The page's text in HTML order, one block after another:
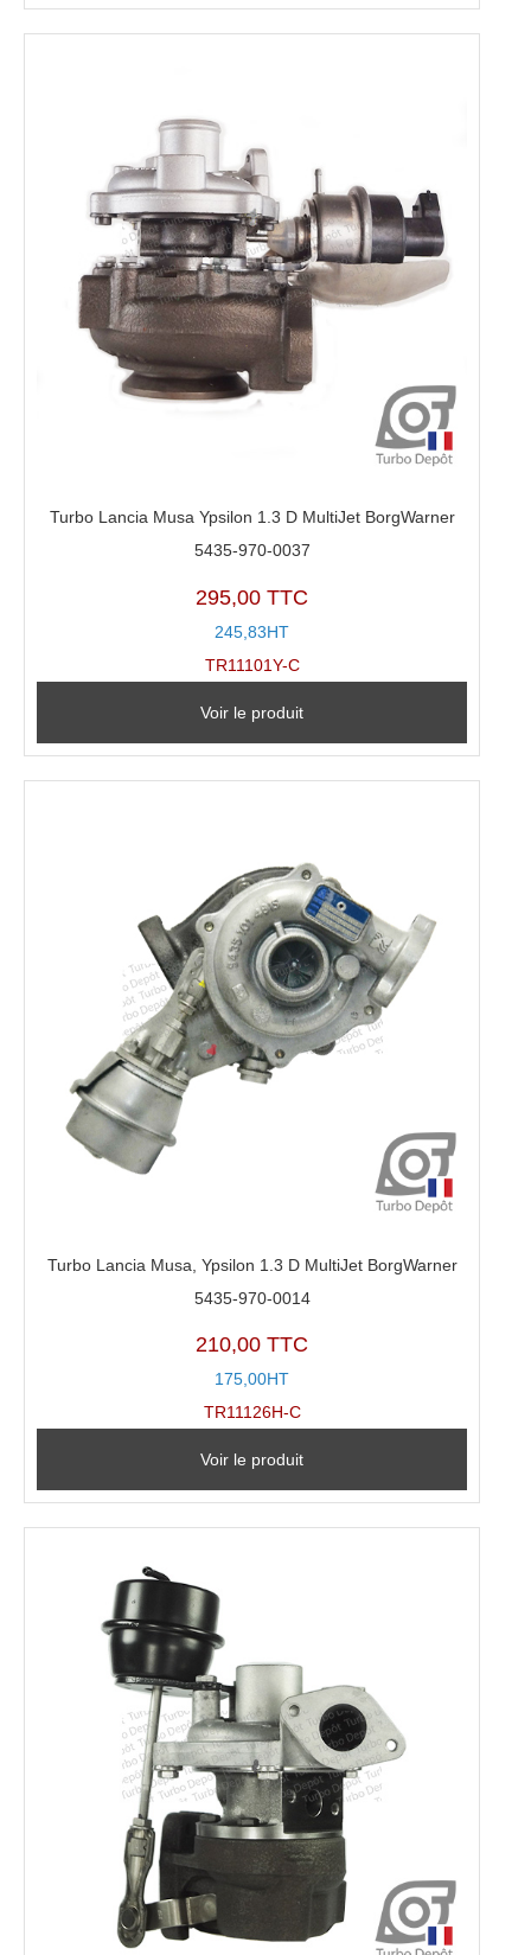
Turbo Lancia Musa Ypsilon 1.3 D MultiJet BorgWarner
5435-970-0037
295,00 TTC
245,83HT
TR11101Y-C
Voir le produit
Turbo Lancia Musa, Ypsilon 1.3 D MultiJet BorgWarner
5435-970-0014
210,00 TTC
175,00HT
TR11126H-C
Voir le produit